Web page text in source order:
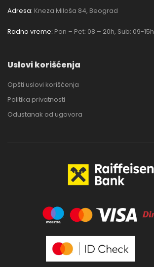
Adresa: Kneza Miloša 84, Beograd
Radno vreme: Pon – Pet: 08 – 20h, Sub: 09-15h
Uslovi korišćenja
Opšti uslovi korišćenja
Politika privatnosti
Odustanak od ugovora